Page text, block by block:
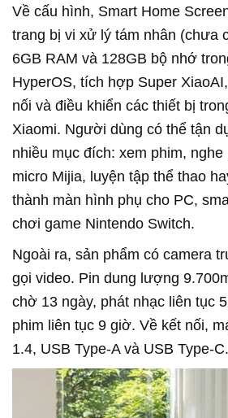
Về cấu hình, Smart Home
trang bị vi xử lý tám nhân (chưa
6GB RAM và 128GB bộ nhớ
HyperOS, tích hợp Super
nối và điều khiển các thiết bị
Xiaomi. Người dùng có thể tận
nhiều mục đích: xem phim,
micro Mijia, luyện tập thể thao
thành màn hình phụ cho PC,
chơi game Nintendo Switch.
Ngoài ra, sản phẩm có camera
gọi video. Pin dung lượng
chờ 13 ngày, phát nhạc liên tục
phim liên tục 9 giờ. Về kết nối,
1.4, USB Type-A và USB Type-C.